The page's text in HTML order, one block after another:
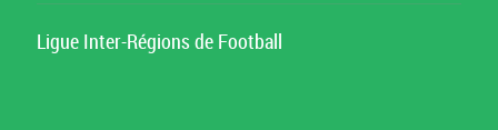
Ligue Inter-Régions de Football